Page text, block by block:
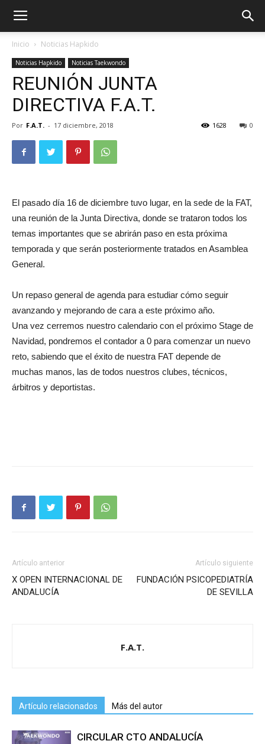
Inicio Noticias Hapkido
Noticias Hapkido Noticias Taekwondo
REUNIÓN JUNTA
DIRECTIVA F.A.T.
Por F.A.T. - 17 diciembre, 2018 0
1628
El pasado día 16 de diciembre tuvo lugar, en la sede de la FAT,
una reunión de la Junta Directiva, donde se trataron todos los
temas importantes que se abrirán paso en esta próxima
temporada y que serán posteriormente tratados en Asamblea
General.
Un repaso general de agenda para estudiar cómo seguir
avanzando y mejorando de cara a este próximo año.
Una vez cerremos nuestro calendario con el próximo Stage de
Navidad, pondremos el contador a 0 para comenzar un nuevo
reto, sabiendo que el éxito de nuestra FAT depende de
muchas manos, las de todos nuestros clubes, técnicos,
árbitros y deportistas.
Artículo anterior
X OPEN INTERNACIONAL DE
ANDALUCÍA
Artículo siguiente
FUNDACIÓN PSICOPEDIATRÍA
DE SEVILLA
F.A.T.
Artículo relacionados Más del autor
CIRCULAR CTO ANDALUCÍA